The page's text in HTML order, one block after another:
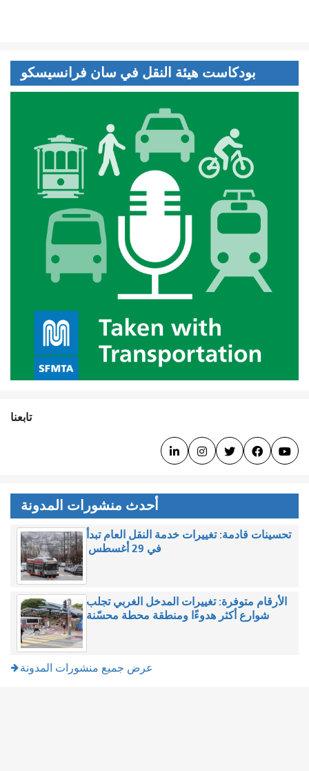
بودكاست هيئة النقل في سان فرانسيسكو
تابعنا





أحدث منشورات المدونة
تحسينات قادمة: تغييرات خدمة النقل العام تبدأ
في 29 أغسطس
الأرقام متوفرة: تغييرات المدخل الغربي تجلب
شوارع أكثر هدوءًا ومنطقة محطة محسّنة
عرض جميع منشورات المدونة